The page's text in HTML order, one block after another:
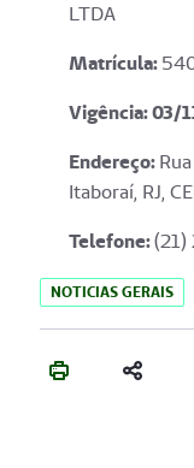
LTDA
Matrícula:
Vigência: 03/
Endereço:
Itaboraí, RJ,
Telefone:
NOTICIAS GERAIS